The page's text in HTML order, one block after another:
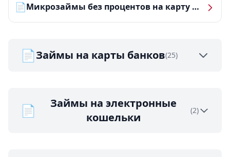
📄 Микрозаймы без процентов на карту — ТОП-10 за 2026 год
📄Займы на карты банков(25)
📄
Займы на электронные
кошельки
(2)